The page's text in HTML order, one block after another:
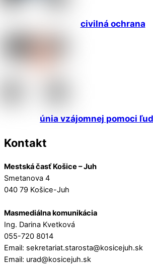
civilná ochrana
únia vzájomnej pomoci
Kontakt
Mestská časť Košice – Juh
Smetanova 4
040 79 Košice-Juh
Masmediálna komunikácia
Ing. Darina Kvetková
055-720 8014
Email: sekretariat.starosta@kosicejuh.sk
Email: urad@kosicejuh.sk